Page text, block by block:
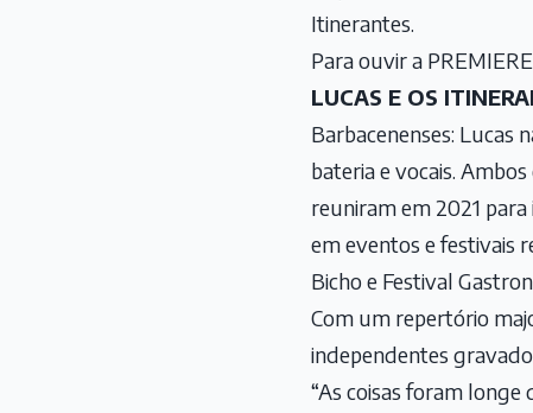
Itinerantes.
Para ouvir a
LUCAS E OS
Barbacenenses: Lucas
bateria e vocais.
reuniram em 2021
em eventos e festivais
Bicho e Festival
Com um repertório
independentes
“As coisas foram longe